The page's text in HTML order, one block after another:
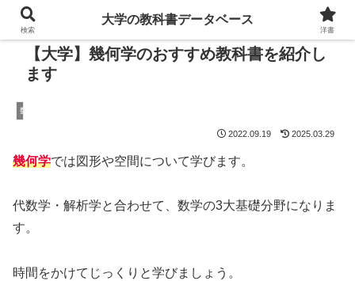
【大学】幾何学のおすすめ教科書を紹介し
ます
数学
2022.09.19 2025.03.29
幾何学では図形や空間について学びます。
代数学・解析学と合わせて、数学の3大基礎分野になりま
す。
時間をかけてじっくりと学びましょう。
検索
大学の教科書データベース
洋書